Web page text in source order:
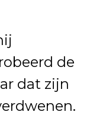
de
dat zijn